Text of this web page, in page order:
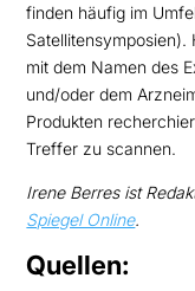
finden häufig im
mit dem Namen des
und/oder dem
Produkten
Treffer zu scannen.
Irene Berres ist
Spiegel Online.
Quellen: